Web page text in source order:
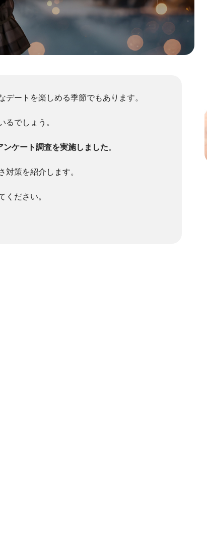
ートを楽しめる季節でもあります。
るでしょう。
ケート調査を実施しました。
対策を紹介します。
ください。